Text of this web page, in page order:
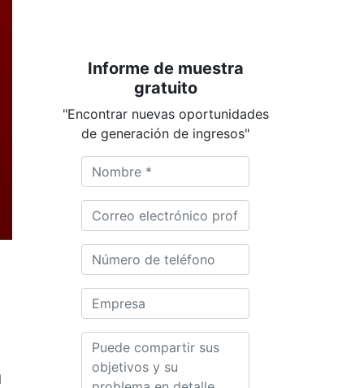
Informe de muestra
gratuito
"Encontrar nuevas oportunidades
de generación de ingresos"